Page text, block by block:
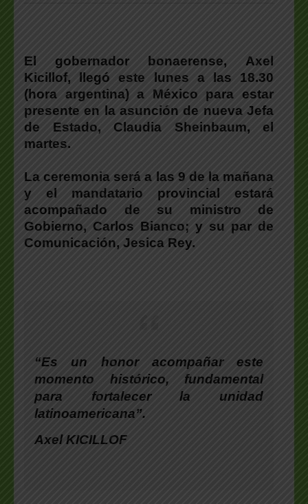
El gobernador bonaerense, Axel
Kicillof, llegó este lunes a las 18.30
(hora argentina) a México para estar
presente en la asunción de nueva Jefa
de Estado, Claudia Sheinbaum, el
martes.
La ceremonia será a las 9 de la mañana
y el mandatario provincial estará
acompañado de su ministro de
Gobierno, Carlos Bianco; y su par de
Comunicación, Jesica Rey.
“Es un honor acompañar este
momento histórico, fundamental
para fortalecer la unidad
latinoamericana”.
Axel KICILLOF